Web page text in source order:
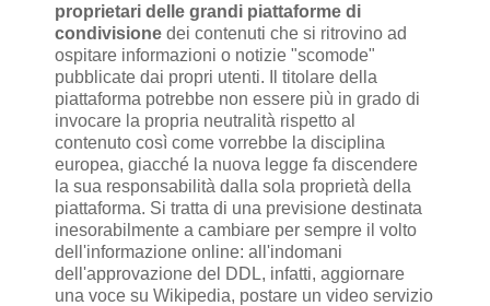
proprietari delle grandi piattaforme di
condivisione dei contenuti che si ritrovino ad
ospitare informazioni o notizie "scomode"
pubblicate dai propri utenti. Il titolare della
piattaforma potrebbe non essere più in grado di
invocare la propria neutralità rispetto al
contenuto così come vorrebbe la disciplina
europea, giacché la nuova legge fa discendere
la sua responsabilità dalla sola proprietà della
piattaforma. Si tratta di una previsione destinata
inesorabilmente a cambiare per sempre il volto
dell'informazione online: all'indomani
dell'approvazione del DDL, infatti, aggiornare
una voce su Wikipedia, postare un video servizio